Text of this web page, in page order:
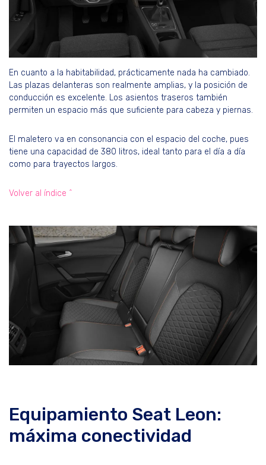
En cuanto a la habitabilidad, prácticamente nada ha cambiado.
Las plazas delanteras son realmente amplias, y la posición de
conducción es excelente. Los asientos traseros también
permiten un espacio más que suficiente para cabeza y piernas.
El maletero va en consonancia con el espacio del coche, pues
tiene una capacidad de 380 litros, ideal tanto para el día a día
como para trayectos largos.
Volver al índice ^
Equipamiento Seat Leon:
máxima conectividad